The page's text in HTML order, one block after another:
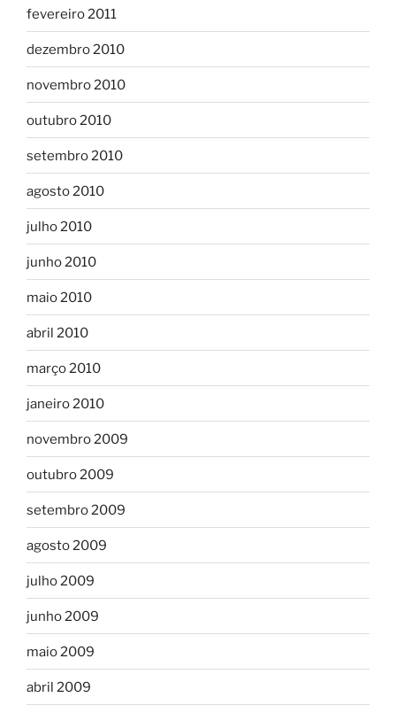
fevereiro 2011
dezembro 2010
novembro 2010
outubro 2010
setembro 2010
agosto 2010
julho 2010
junho 2010
maio 2010
abril 2010
março 2010
janeiro 2010
novembro 2009
outubro 2009
setembro 2009
agosto 2009
julho 2009
junho 2009
maio 2009
abril 2009